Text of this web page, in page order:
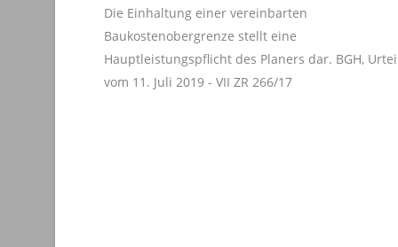
Die Einhaltung einer vereinbarten
Baukostenobergrenze stellt eine
Hauptleistungspflicht des Planers dar. BGH,
vom 11. Juli 2019 - VII ZR 266/17